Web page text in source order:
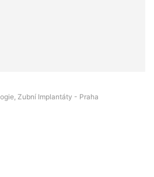
Zubní Implantáty - Praha